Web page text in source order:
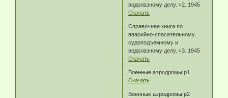
водолазному делу. ч2. 1945
Скачать
Справочная книга по
аварийно-спасательному,
судоподъемному и
водолазному делу. ч3. 1945
Скачать
Военные аэродромы p1
Скачать
Военные аэродромы p2